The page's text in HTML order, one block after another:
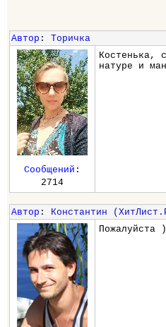
Автор : Торичка
Костенька,
натуре и
Сообщений :
2714
Автор : Константин
Пожалуйста